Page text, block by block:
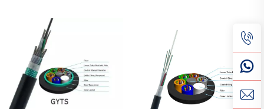
Volstraalkabel